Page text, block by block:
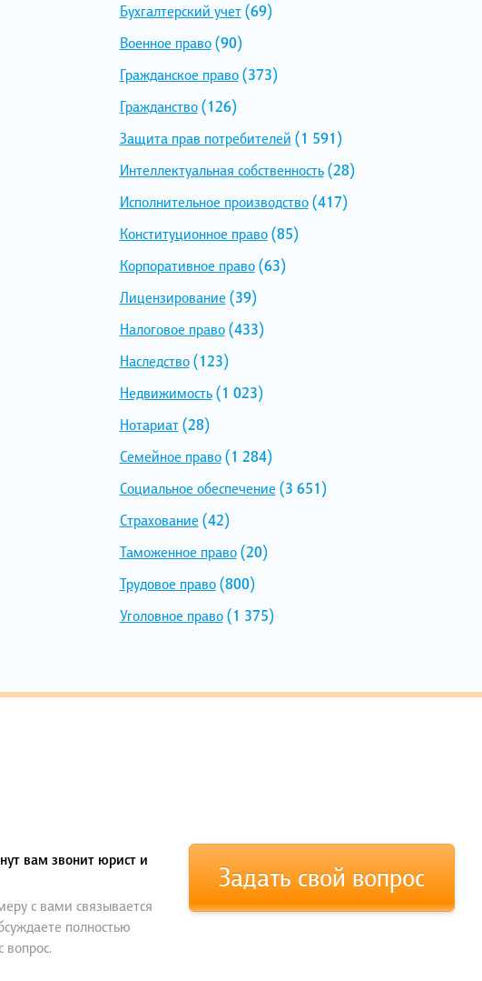
Бухгалтерский учет(69)
Военное право(90)
Гражданское право(373)
Гражданство(126)
Защита прав потребителей (1 591)
Интеллектуальная собственность(28)
Исполнительное производство(417)
Конституционное право(85)
Корпоративное право(63)
Лицензирование (39)
Налоговое право(433)
Наследство(123)
Недвижимость(1 023)
Нотариат(28)
Семейное право(1 284)
Социальное обеспечение (3 651)
Страхование (42)
Таможенное право(20)
Трудовое право(800)
Уголовное право(1 375)
вам звонит юрист и
с вами связывается
полностью
Задать свой вопрос